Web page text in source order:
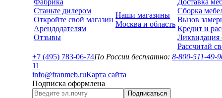
Фабрика
Станьте дилером
Откройте свой магазин
Арендодателям
Отзывы
Наши магазины
Москва и область
Доставка
Сборка
Вызов
Кредит и
Ликвидация
Рассчитай
+7 (495) 783-06-74По России бесплатно: 8-800-511-49-
11
info@franmeb.ruКарта сайта
Подписка оформлена
Подписаться